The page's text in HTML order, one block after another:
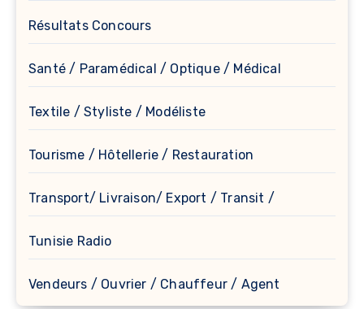
Résultats Concours
Santé / Paramédical / Optique / Médical
Textile / Styliste / Modéliste
Tourisme / Hôtellerie / Restauration
Transport/ Livraison/ Export / Transit /
Tunisie Radio
Vendeurs / Ouvrier / Chauffeur / Agent